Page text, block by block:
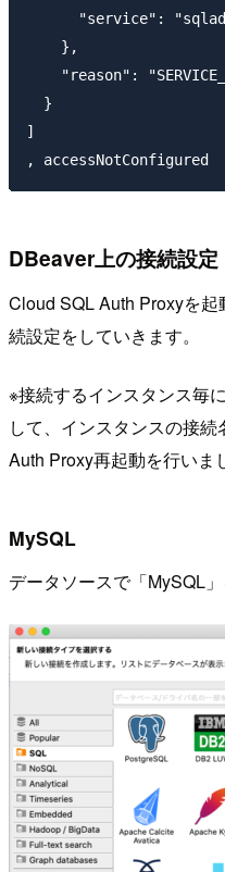
"service":
    },
"reason":
  }
]
DBeaver上の接続設定
Cloud SQL Auth Proxyを
続設定をしていきます。
※接続するインスタンス毎
して、インスタンスの接
Auth Proxy再起動を行いま
MySQL
データソースで「MySQL」